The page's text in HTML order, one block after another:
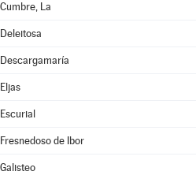
Cumbre, La
Deleitosa
Descargamaría
Eljas
Escurial
Fresnedoso de Ibor
Galisteo